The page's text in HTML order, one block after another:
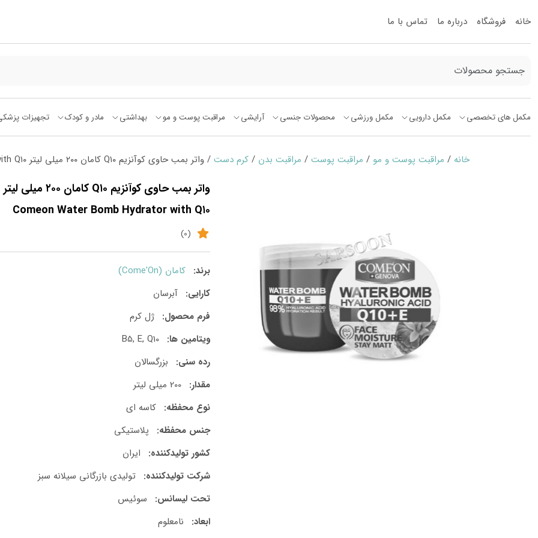
خانه فروشگاه درباره ما تماس با ما
مکمل های تخصصی مکمل دارویی مکمل ورزشی محصولات جنسی آرایشی مراقبت پوست و مو بهداشتی مادر و کودک تجهیزات
خانه / مراقبت پوست و مو / مراقبت پوست / مراقبت بدن / کرم دست / واتر بمب حاوی کوآنزیم Q۱۰ کامان ۲۰۰ میلی لیتر Comeon Water Bomb Hydrator with Q۱۰
واتر بمب حاوی کوآنزیم Q۱۰ کامان ۲۰۰ میلی لیتر
Comeon Water Bomb Hydrator with Q۱۰
(0)
برند: کامان (Come'On)
کارایی: آبرسان
فرم محصول: ژل کرم
ویتامین ها: B5, E, Q10
رده سنی:
بزرگسالان
مقدار: 200 میلی لیتر
نوع محفظه: کاسه ای
جنس محفظه:
پلاستیکی
کشور تولید‎کننده:
ایران
شرکت تولید‎کننده:
تولیدی بازرگانی سیلانه سبز
تحت لیسانس:
سوئیس
ابعاد:
نامعلوم